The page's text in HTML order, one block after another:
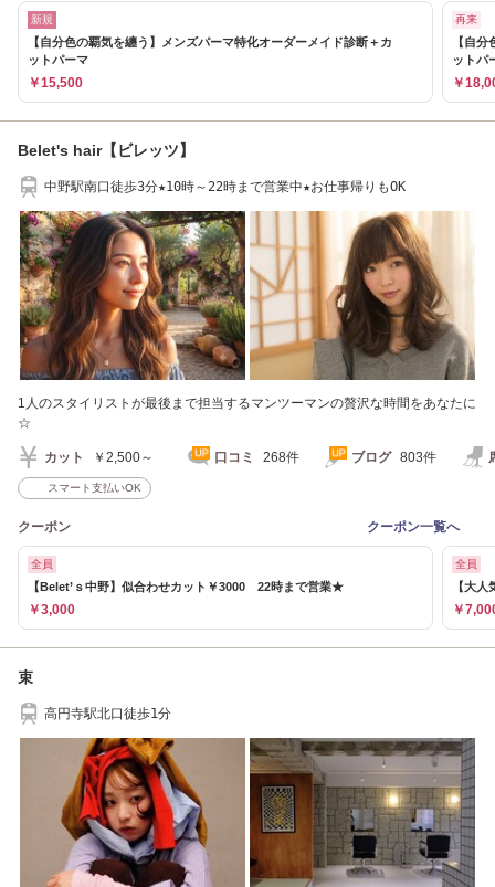
新規
【自分色の覇気を纏う】メンズパーマ特化オーダーメイド診断＋カ
ットパーマ
￥15,500
再来
【自
ットパ
￥
Belet's hair【ビレッツ】
中野駅南口徒歩3分★10時～22時まで営業中★お仕事帰りもOK
1人のスタイリストが最後まで担当するマンツーマンの贅沢な時間をあなたに
☆
カット ￥2,500～ 口コミ 268件 ブログ 803件
スマート支払いOK
クーポン クーポン一覧へ
全員
【Belet’ｓ中野】似合わせカット￥3000 22時まで営業★
￥3,000
全員
【大
￥
束
高円寺駅北口徒歩1分